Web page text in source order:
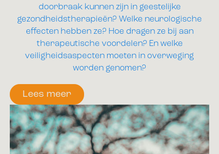
doorbraak kunnen zijn in geestelijke
gezondheidstherapieën? Welke neurologische
effecten hebben ze? Hoe dragen ze bij aan
therapeutische voordelen? En welke
veiligheidsaspecten moeten in overweging
worden genomen?
Lees meer